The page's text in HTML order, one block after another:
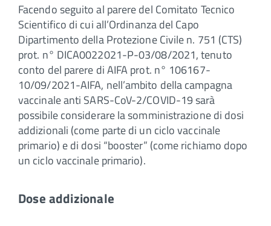
Facendo seguito al parere del Comitato Tecnico
Scientifico di cui all’Ordinanza del Capo
Dipartimento della Protezione Civile n. 751 (CTS)
prot. n° DICA0022021-P-03/08/2021, tenuto
conto del parere di AIFA prot. n° 106167-
10/09/2021-AIFA, nell’ambito della campagna
vaccinale anti SARS-CoV-2/COVID-19 sarà
possibile considerare la somministrazione di dosi
addizionali (come parte di un ciclo vaccinale
primario) e di dosi “booster” (come richiamo dopo
un ciclo vaccinale primario).
Dose addizionale